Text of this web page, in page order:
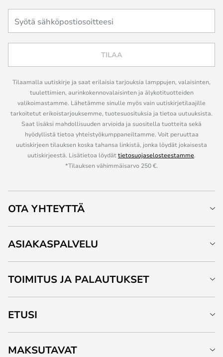
TILAA
Tilaamalla uutiskirje ja saat erilaisia tarjouksia lamppujen, valaisinten,
tuulettimien, aurinkokennovalaisinten ja älykotituotteiden
valikoimastamme. Lähetämme sinulle myös vain uutiskirjetilaajille
tarkoitetut erikoistarjouksemme, tuotesuosituksia ja tietoa uutuuksista.
Saat lisäksi mahdollisuuden arvioida ja suositella tuotteita sekä
hyödyllistä tietoa yhteistyökumppaneiltamme. Voit peruuttaa
uutiskirjeen tilauksen koska tahansa linkistä, jonka löydät jokaisesta
uutiskirjeestä. Lisätietoa löydättietosuojaselosteestamme.
*Tilauksen vähimmäisarvo 250 €.
OTA YHTEYTTÄ
ASIAKASPALVELU
TOIMITUS JA PALAUTUKSET
ETUSI
MAKSUTAVAT